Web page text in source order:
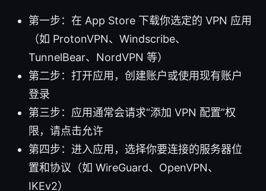
第一步：在 App Store 下载你选定的 VPN 应用
（如 ProtonVPN、Windscribe、
TunnelBear、NordVPN 等）
第二步：打开应用，创建账户或使用现有账户
登录
第三步：应用通常会请求“添加 VPN 配置”权
限，请点击允许
第四步：进入应用，选择你要连接的服务器位
置和协议（如 WireGuard、OpenVPN、
IKEv2）